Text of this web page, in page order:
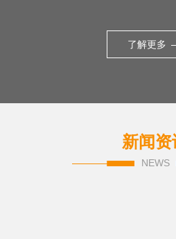
了解更多
新闻资
NEWS